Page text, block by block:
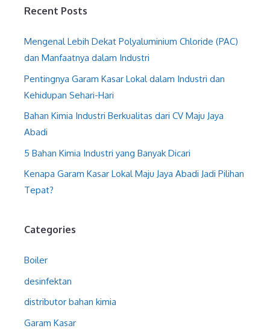
Recent Posts
Mengenal Lebih Dekat Polyaluminium Chloride (PAC)
dan Manfaatnya dalam Industri
Pentingnya Garam Kasar Lokal dalam Industri dan
Kehidupan Sehari-Hari
Bahan Kimia Industri Berkualitas dari CV Maju Jaya
Abadi
5 Bahan Kimia Industri yang Banyak Dicari
Kenapa Garam Kasar Lokal Maju Jaya Abadi Jadi Pilihan
Tepat?
Categories
Boiler
desinfektan
distributor bahan kimia
Garam Kasar